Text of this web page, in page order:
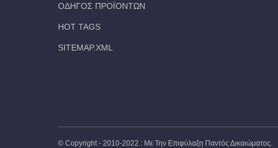
ΟΔΗΓΌΣ ΠΡΟΪΌΝΤΩΝ
HOT TAGS
SITEMAP.XML
© Copyright - 2010-2022 : Με Την Επιφύλαξη Παντός Δικαιώματος.